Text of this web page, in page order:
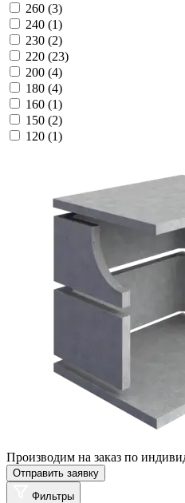
260 (3)
240 (1)
230 (2)
220 (23)
200 (4)
180 (4)
160 (1)
150 (2)
120 (1)
Производим на заказ по
Отправить заявку
Фильтры